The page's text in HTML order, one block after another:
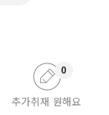
추가취재 원해요
0